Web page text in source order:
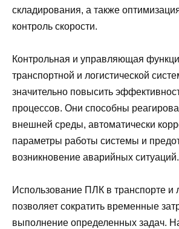
складирования, а также
контроль скорости.
Контрольная и управляющая
транспортной и логистической
значительно повысить
процессов. Они способны
внешней среды, автоматически
параметры работы системы и
возникновение аварийных ситуаций.
Использование ПЛК в транспорте и
позволяет сократить временные
выполнение определенных задач.